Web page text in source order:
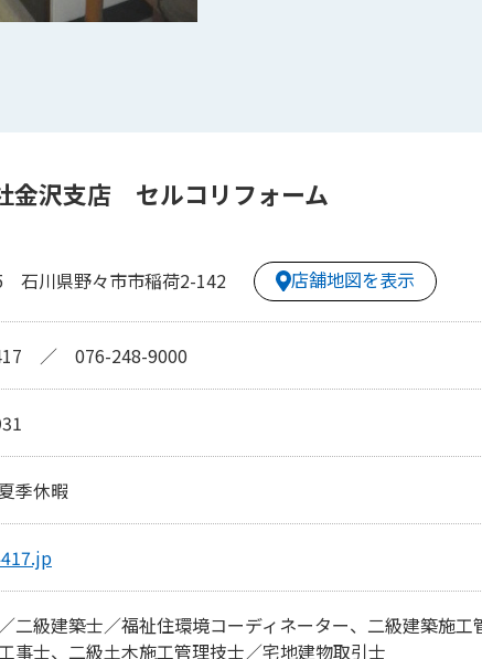
金沢支店 セルコリフォーム
石川県野々市市稲荷2-142 店舗地図を表示
／ 076-248-9000
季休暇
二級建築士／福祉住環境コーディネーター、二級建築施
事士、二級土木施工管理技士／宅地建物取引士